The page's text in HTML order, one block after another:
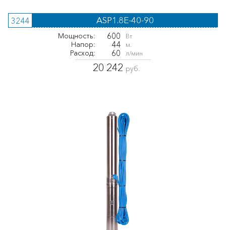
3244 ASP1.8E-40-90
Мощность: 600 Вт
Напор: 44 м.
Расход: 60 л/мин
20 242 руб.